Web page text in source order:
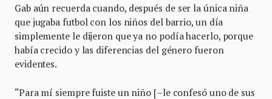
Gab aún recuerda cuando, después de ser la única niña
que jugaba futbol con los niños del barrio, un día
simplemente le dijeron que ya no podía hacerlo, porque
había crecido y las diferencias del género fueron
evidentes.
“Para mí siempre fuiste un niño [–le confesó uno de sus